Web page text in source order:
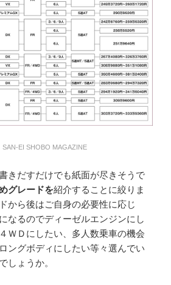
SAN-EI SHOBO MAGAZINE
きだすだけでも紙面が尽きそうで
グレードを紹介することに絞りま
から後はご自身の必要性に応じ
なるのでディーゼルエンジンにし
ＷＤにしたい、多人数乗車の機会
ングボディにしたい等々選んでい
しょうか。